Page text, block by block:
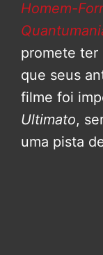
Homem-
promete ter
que seus
filme foi
Ultimato,
uma pista